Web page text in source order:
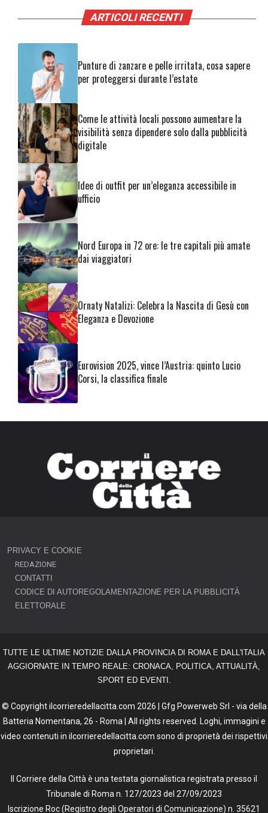
ARTICOLI RECENTI
Punture di zanzare e pelle irritata, cosa sapere
per proteggersi durante l’estate
Come le attività locali possono aumentare la
visibilità senza dipendere solo dalla pubblicità
digitale
Idee di outfit per un’eleganza accessibile in
ufficio
Nord Europa in 72 ore: le tre capitali più amate
dai viaggiatori
Ornaty Natalizi: Celebra la Nascita di Gesù con
Eleganza e Devozione
Eurovision 2025, vince l’Austria: quinto Lucio
Corsi, la classifica finale
PRIVACY E COOKIE
REDAZIONE
CONTATTI
CODICE DI AUTOREGOLAMENTAZIONE PER LA PUBBLICITÀ
ELETTORALE
TUTTE LE ULTIME NOTIZIE DALLA PROVINCIA DI ROMA E DALL'ITALIA
AGGIORNATE IN TEMPO REALE: CRONACA, POLITICA, ATTUALITÀ,
SPORT ED EVENTI.
© Copyright ilcorrieredellacitta.com 2026 | Gfg Powerweb Srl - via della
Batteria Nomentana, 26 - Roma | All rights reserved. Loghi, immagini e
video contenuti in ilcorrieredellacitta.com sono di proprietà dei rispettivi
proprietari.
Il Corriere della Città è una testata giornalistica registrata presso il
Tribunale di Roma n. 127/2023 del 27/09/2023
Iscrizione Roc (Registro degli Operatori di Comunicazione) n. 35621